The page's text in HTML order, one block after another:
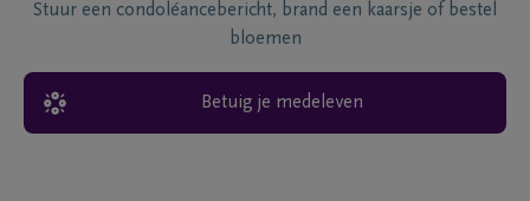
Stuur een condoléancebericht, brand een kaarsje of bestel
bloemen
Betuig je medeleven